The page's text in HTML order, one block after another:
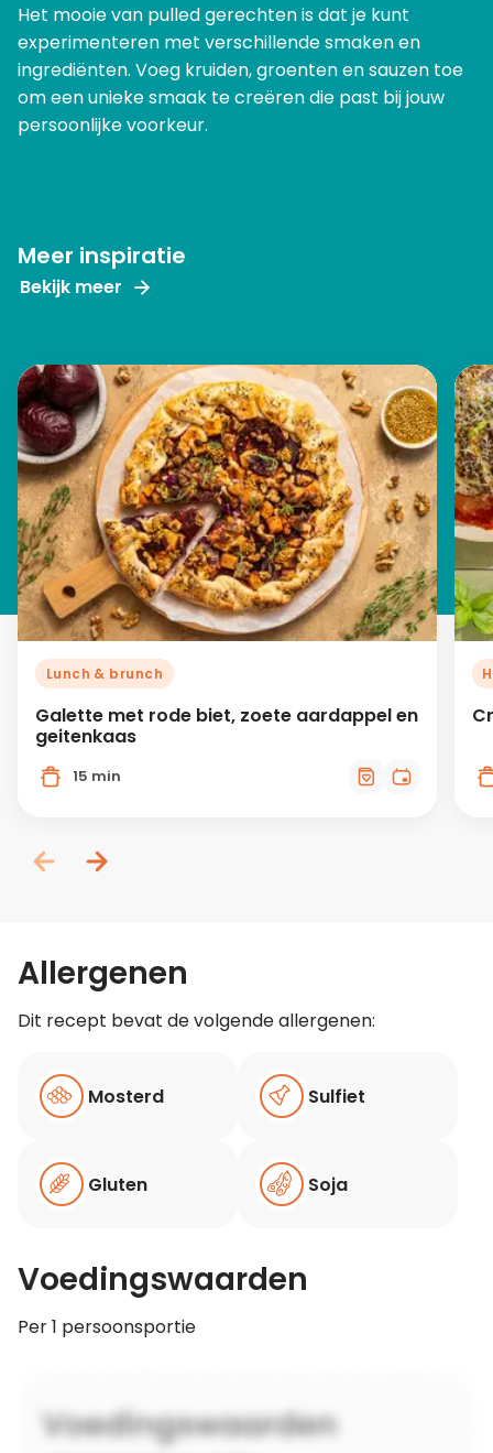
Het mooie van pulled gerechten is dat je kunt
experimenteren met verschillende smaken en
ingrediënten. Voeg kruiden, groenten en sauzen toe
om een unieke smaak te creëren die past bij jouw
persoonlijke voorkeur.
Meer inspiratie
Bekijk meer
Lunch & brunch
Galette met rode biet, zoete aardappel en
geitenkaas
15 min
Allergenen
Dit recept bevat de volgende allergenen:
Mosterd Sulfiet
Gluten Soja
Voedingswaarden
Per 1 persoonsportie